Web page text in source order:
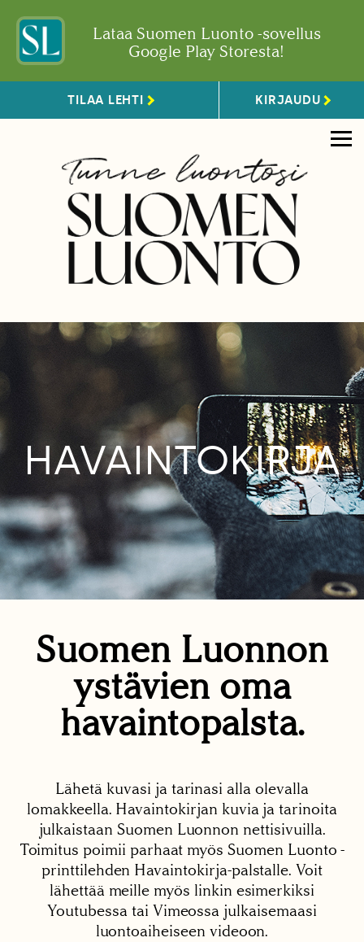
Lataa Suomen Luonto -sovellus
Google Play Storesta!
TILAA LEHTI KIRJAUDU
HAVAINTOKIRJA
Suomen Luonnon
ystävien oma
havaintopalsta.
Lähetä kuvasi ja tarinasi alla olevalla
lomakkeella. Havaintokirjan kuvia ja tarinoita
julkaistaan Suomen Luonnon nettisivuilla.
Toimitus poimii parhaat myös Suomen Luonto -
printtilehden Havaintokirja-palstalle. Voit
lähettää meille myös linkin esimerkiksi
Youtubessa tai Vimeossa julkaisemaasi
luontoaiheiseen videoon.